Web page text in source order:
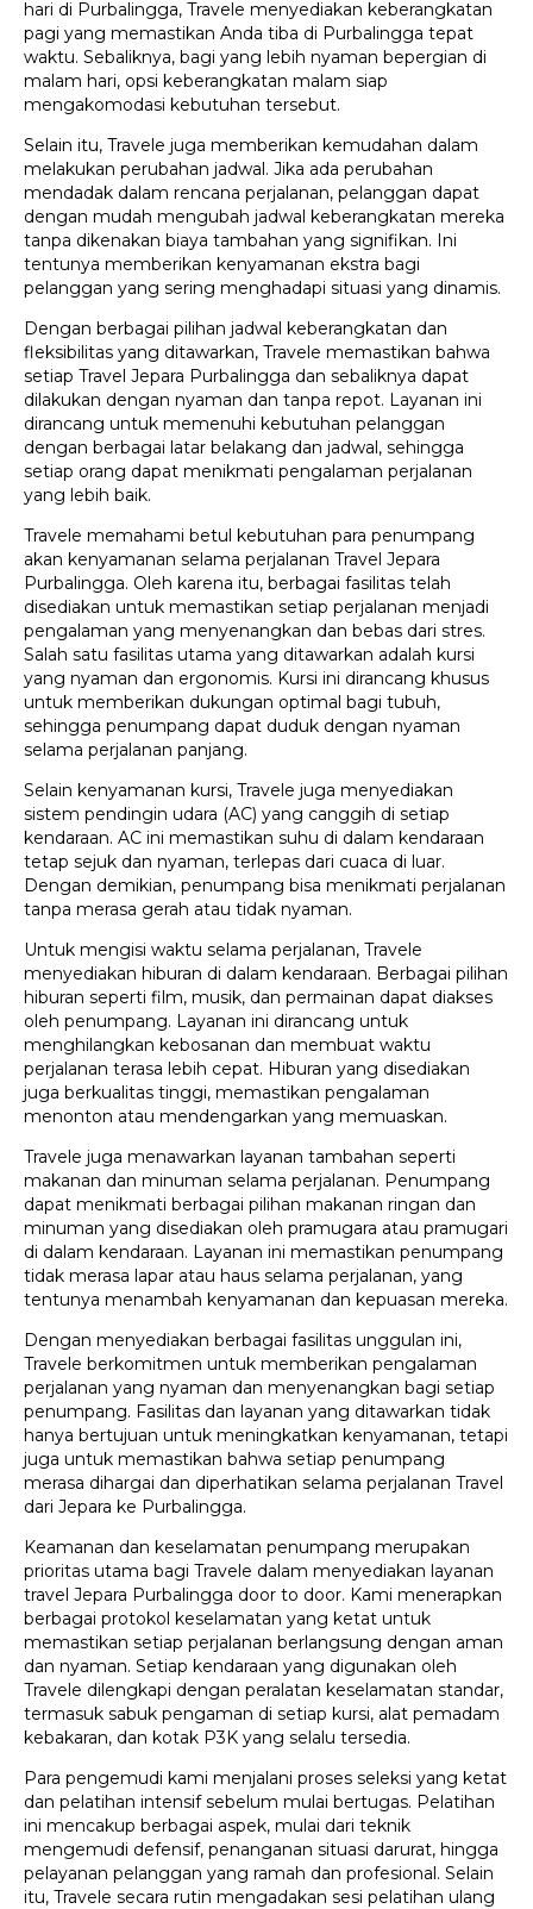
hari di Purbalingga, Travele menyediakan keberangkatan
pagi yang memastikan Anda tiba di Purbalingga tepat
waktu. Sebaliknya, bagi yang lebih nyaman bepergian di
malam hari, opsi keberangkatan malam siap
mengakomodasi kebutuhan tersebut.
Selain itu, Travele juga memberikan kemudahan dalam
melakukan perubahan jadwal. Jika ada perubahan
mendadak dalam rencana perjalanan, pelanggan dapat
dengan mudah mengubah jadwal keberangkatan mereka
tanpa dikenakan biaya tambahan yang signifikan. Ini
tentunya memberikan kenyamanan ekstra bagi
pelanggan yang sering menghadapi situasi yang dinamis.
Dengan berbagai pilihan jadwal keberangkatan dan
fleksibilitas yang ditawarkan, Travele memastikan bahwa
setiap Travel Jepara Purbalingga dan sebaliknya dapat
dilakukan dengan nyaman dan tanpa repot. Layanan ini
dirancang untuk memenuhi kebutuhan pelanggan
dengan berbagai latar belakang dan jadwal, sehingga
setiap orang dapat menikmati pengalaman perjalanan
yang lebih baik.
Travele memahami betul kebutuhan para penumpang
akan kenyamanan selama perjalanan Travel Jepara
Purbalingga. Oleh karena itu, berbagai fasilitas telah
disediakan untuk memastikan setiap perjalanan menjadi
pengalaman yang menyenangkan dan bebas dari stres.
Salah satu fasilitas utama yang ditawarkan adalah kursi
yang nyaman dan ergonomis. Kursi ini dirancang khusus
untuk memberikan dukungan optimal bagi tubuh,
sehingga penumpang dapat duduk dengan nyaman
selama perjalanan panjang.
Selain kenyamanan kursi, Travele juga menyediakan
sistem pendingin udara (AC) yang canggih di setiap
kendaraan. AC ini memastikan suhu di dalam kendaraan
tetap sejuk dan nyaman, terlepas dari cuaca di luar.
Dengan demikian, penumpang bisa menikmati perjalanan
tanpa merasa gerah atau tidak nyaman.
Untuk mengisi waktu selama perjalanan, Travele
menyediakan hiburan di dalam kendaraan. Berbagai pilihan
hiburan seperti film, musik, dan permainan dapat diakses
oleh penumpang. Layanan ini dirancang untuk
menghilangkan kebosanan dan membuat waktu
perjalanan terasa lebih cepat. Hiburan yang disediakan
juga berkualitas tinggi, memastikan pengalaman
menonton atau mendengarkan yang memuaskan.
Travele juga menawarkan layanan tambahan seperti
makanan dan minuman selama perjalanan. Penumpang
dapat menikmati berbagai pilihan makanan ringan dan
minuman yang disediakan oleh pramugara atau pramugari
di dalam kendaraan. Layanan ini memastikan penumpang
tidak merasa lapar atau haus selama perjalanan, yang
tentunya menambah kenyamanan dan kepuasan mereka.
Dengan menyediakan berbagai fasilitas unggulan ini,
Travele berkomitmen untuk memberikan pengalaman
perjalanan yang nyaman dan menyenangkan bagi setiap
penumpang. Fasilitas dan layanan yang ditawarkan tidak
hanya bertujuan untuk meningkatkan kenyamanan, tetapi
juga untuk memastikan bahwa setiap penumpang
merasa dihargai dan diperhatikan selama perjalanan Travel
dari Jepara ke Purbalingga.
Keamanan dan keselamatan penumpang merupakan
prioritas utama bagi Travele dalam menyediakan layanan
travel Jepara Purbalingga door to door. Kami menerapkan
berbagai protokol keselamatan yang ketat untuk
memastikan setiap perjalanan berlangsung dengan aman
dan nyaman. Setiap kendaraan yang digunakan oleh
Travele dilengkapi dengan peralatan keselamatan standar,
termasuk sabuk pengaman di setiap kursi, alat pemadam
kebakaran, dan kotak P3K yang selalu tersedia.
Para pengemudi kami menjalani proses seleksi yang ketat
dan pelatihan intensif sebelum mulai bertugas. Pelatihan
ini mencakup berbagai aspek, mulai dari teknik
mengemudi defensif, penanganan situasi darurat, hingga
pelayanan pelanggan yang ramah dan profesional. Selain
itu, Travele secara rutin mengadakan sesi pelatihan ulang